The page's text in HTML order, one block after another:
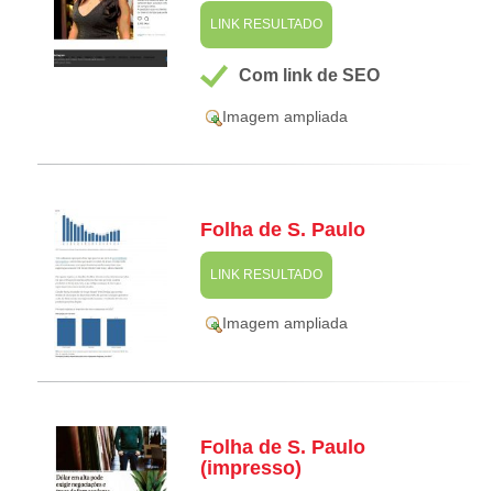
LINK RESULTADO
Com link de SEO
Imagem ampliada
Folha de S. Paulo
LINK RESULTADO
Imagem ampliada
Folha de S. Paulo
(impresso)